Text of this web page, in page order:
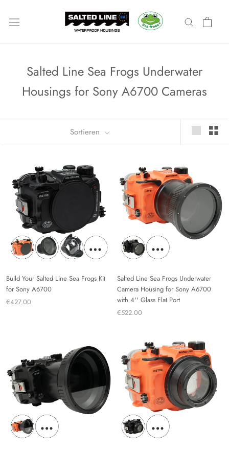
Inhalt
Salted Line Sea Frogs Underwater
Housings for Sony A6700 Cameras
Sortieren
Build Your Salted Line Sea Frogs Kit
for Sony A6700
€427.00
Salted Line Sea Frogs Underwater
Camera Housing for Sony A6700
with 4'' Glass Flat Port
€522.00